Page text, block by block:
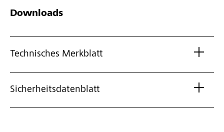
Downloads
Technisches Merkblatt
Sicherheitsdatenblatt